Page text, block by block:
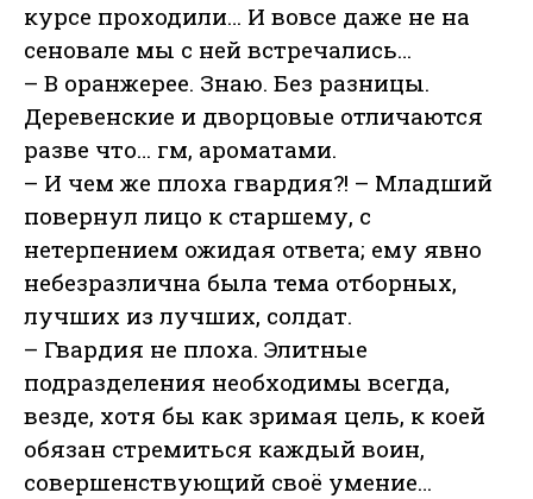
курсе проходили… И вовсе даже не на
сеновале мы с ней встречались…
– В оранжерее. Знаю. Без разницы.
Деревенские и дворцовые отличаются
разве что… гм, ароматами.
– И чем же плоха гвардия?! – Младший
повернул лицо к старшему, с
нетерпением ожидая ответа; ему явно
небезразлична была тема отборных,
лучших из лучших, солдат.
– Гвардия не плоха. Элитные
подразделения необходимы всегда,
везде, хотя бы как зримая цель, к коей
обязан стремиться каждый воин,
совершенствующий своё умение…